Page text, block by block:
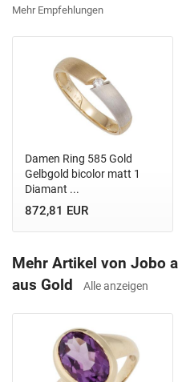
Mehr Empfehlungen
Damen Ring 585 Gold
Gelbgold bicolor matt 1
Diamant ...
872,81 EUR
Mehr Artikel von Jobo
aus Gold
Alle anzeigen